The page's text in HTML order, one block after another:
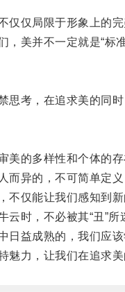
仅局限于形象上的完
美并不一定就是“标准
考，在追求美的同时
的多样性和个体的存
异的，不可简单定义
仅能让我们感知到新
时，不必被其“丑”所
益成熟的，我们应该
力，让我们在追求美